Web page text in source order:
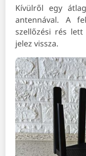
Kívülről egy
antennával. A
szellőzési rés
jelez vissza.